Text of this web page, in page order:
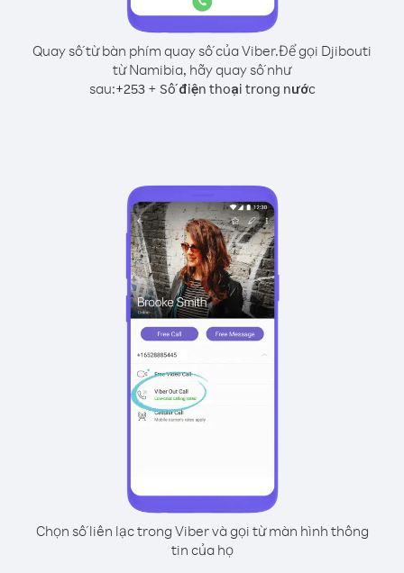
Quay số từ bàn phím quay số của Viber.Để gọi Djibouti
từ Namibia, hãy quay số như
sau:+253+ Số điện thoại trong nước
Chọn số liên lạc trong Viber và gọi từ màn hình thông
tin của họ